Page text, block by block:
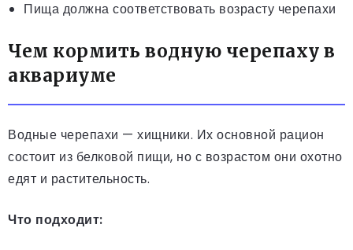
Пища должна соответствовать возрасту черепахи
Чем кормить водную черепаху в
аквариуме
Водные черепахи — хищники. Их основной рацион
состоит из белковой пищи, но с возрастом они охотно
едят и растительность.
Что подходит: